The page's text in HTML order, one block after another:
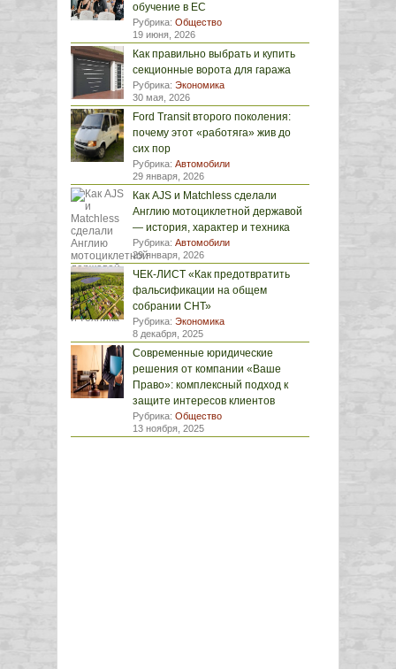
обучение в ЕС
Рубрика: Общество
19 июня, 2026
Как правильно выбрать и купить
секционные ворота для гаража
Рубрика: Экономика
30 мая, 2026
Ford Transit второго поколения:
почему этот «работяга» жив до
сих пор
Рубрика: Автомобили
29 января, 2026
Как AJS и Matchless сделали
Англию мотоциклетной державой
— история, характер и техника
Рубрика: Автомобили
29 января, 2026
ЧЕК-ЛИСТ «Как предотвратить
фальсификации на общем
собрании СНТ»
Рубрика: Экономика
8 декабря, 2025
Современные юридические
решения от компании «Ваше
Право»: комплексный подход к
защите интересов клиентов
Рубрика: Общество
13 ноября, 2025